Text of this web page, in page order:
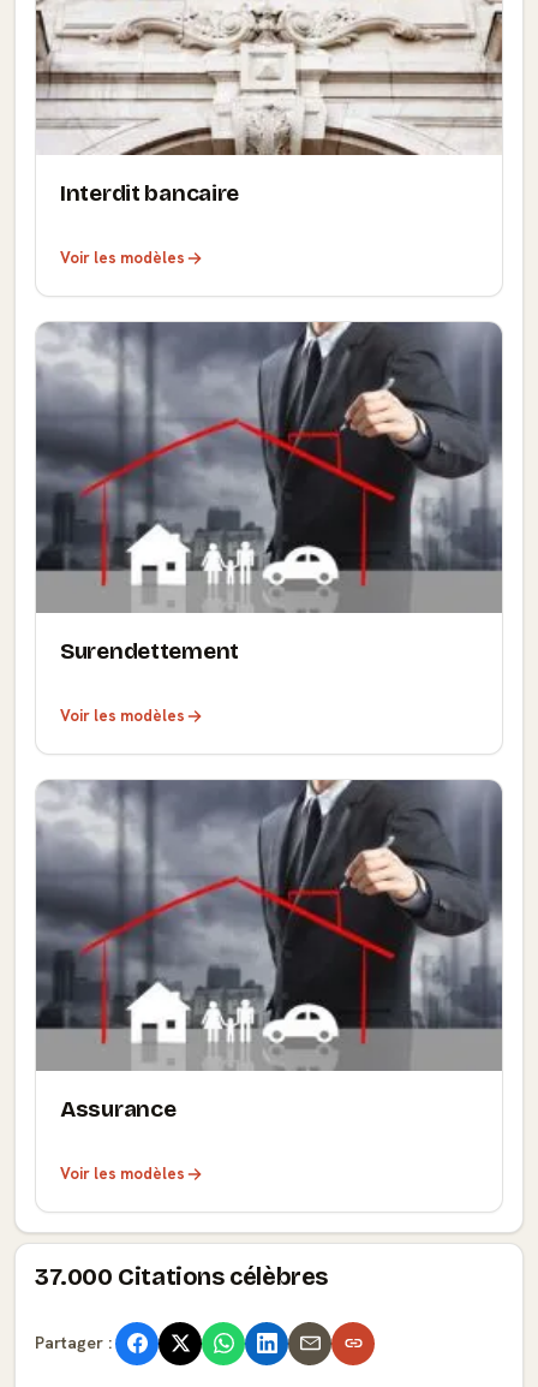
Interdit bancaire
Voir les modèles
Surendettement
Voir les modèles
Assurance
Voir les modèles
37.000 Citations célèbres
Partager :